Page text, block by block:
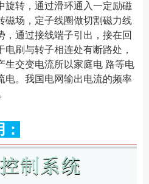
旋转，通过滑环通入一定励磁
磁场，定子线圈做切割磁力线
，通过接线端子引出，接在回
刷与转子相连处有断路处，
生交变电流所以家庭电 路等电
电。我国电网输出电流的频率
生产60赫兹。